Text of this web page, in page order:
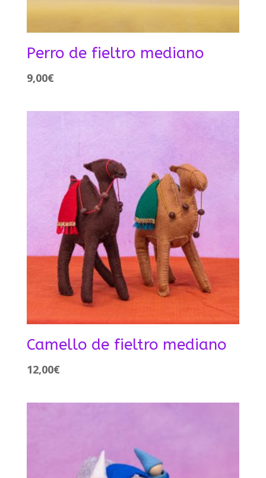
Perro de fieltro mediano
9,00€
Camello de fieltro mediano
12,00€